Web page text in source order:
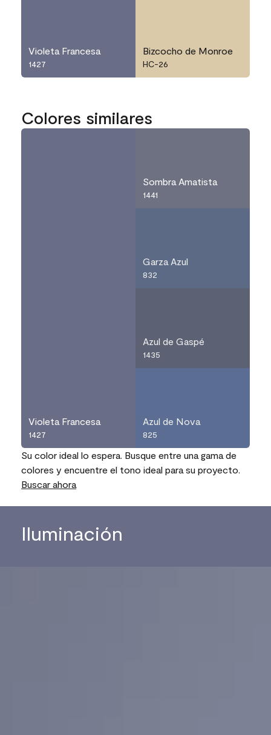
Violeta Francesa
1427
Bizcocho de Monroe
HC-26
Colores similares
Violeta Francesa
1427
Sombra Amatista
1441
Garza Azul
832
Azul de Gaspé
1435
Azul de Nova
825
Su color ideal lo espera. Busque entre una gama de
colores y encuentre el tono ideal para su proyecto.
Buscar ahora
Iluminación